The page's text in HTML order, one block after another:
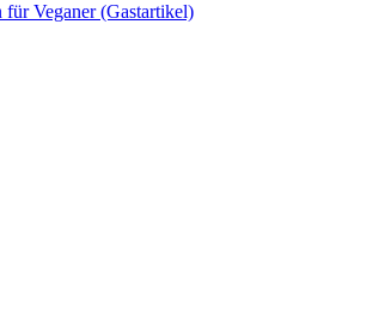
Veganer (Gastartikel)